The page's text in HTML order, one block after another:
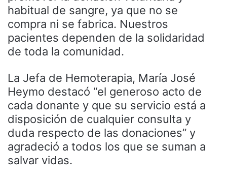
habitual de sangre, ya que no se
compra ni se fabrica. Nuestros
pacientes dependen de la solidaridad
de toda la comunidad.
La Jefa de Hemoterapia, María José
Heymo destacó “el generoso acto de
cada donante y que su servicio está a
disposición de cualquier consulta y
duda respecto de las donaciones” y
agradeció a todos los que se suman a
salvar vidas.